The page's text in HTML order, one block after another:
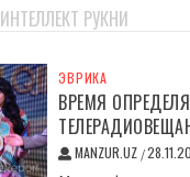
ИНТЕЛЛЕКТ РУКНИ
ЭВРИКА
ВРЕМЯ
MANZUR.UZ /